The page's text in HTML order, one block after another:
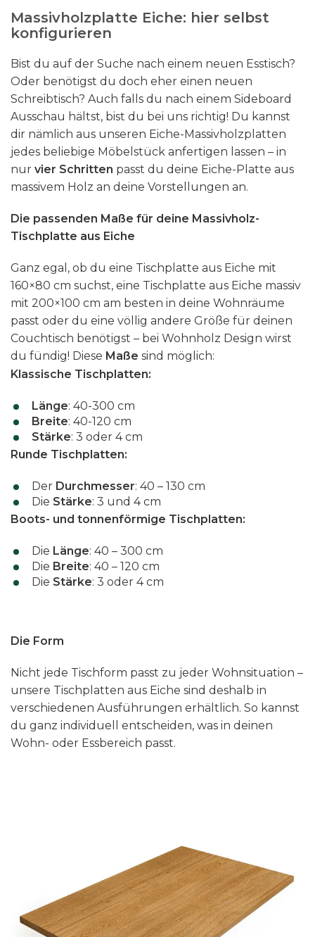
e
g
w
ä
h
l
t
w
e
r
e
w
ä
h
l
t
w
e
r
f
d
r
P
r
o
d
u
k
t
e
e
g
e
w
ä
h
l
w
e
r
e
n
Massivholzplatte Eiche: hier selbst
konfigurieren
Bist du auf der Suche nach einem neuen Esstisch?
Oder benötigst du doch eher einen neuen
Schreibtisch? Auch falls du nach einem Sideboard
Ausschau hältst, bist du bei uns richtig! Du kannst
dir nämlich aus unseren Eiche-Massivholzplatten
jedes beliebige Möbelstück anfertigen lassen – in
nur vier Schritten passt du deine Eiche-Platte aus
massivem Holz an deine Vorstellungen an.
Die passenden Maße für deine Massivholz-
Tischplatte aus Eiche
Ganz egal, ob du eine Tischplatte aus Eiche mit
160×80 cm suchst, eine Tischplatte aus Eiche massiv
mit 200×100 cm am besten in deine Wohnräume
passt oder du eine völlig andere Größe für deinen
Couchtisch benötigst – bei Wohnholz Design wirst
du fündig! Diese Maße sind möglich:
Klassische Tischplatten:
Länge: 40-300 cm
Breite: 40-120 cm
Stärke: 3 oder 4 cm
Runde Tischplatten:
Der Durchmesser: 40 – 130 cm
Die Stärke: 3 und 4 cm
Boots- und tonnenförmige Tischplatten:
Die Länge: 40 – 300 cm
Die Breite: 40 – 120 cm
Die Stärke: 3 oder 4 cm
Die Form
Nicht jede Tischform passt zu jeder Wohnsituation –
unsere Tischplatten aus Eiche sind deshalb in
verschiedenen Ausführungen erhältlich. So kannst
du ganz individuell entscheiden, was in deinen
Wohn- oder Essbereich passt.